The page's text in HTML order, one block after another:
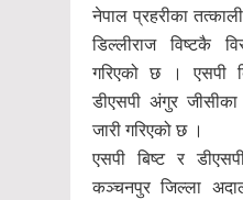
नेपाल प्रहरीका
डिल्लीराज विष्टकै
गरिएको छ । एसपी
डीएसपी अंगुर जीसीका
जारी गरिएको छ ।
एसपी बिष्ट र
कञ्चनपुर जिल्ला